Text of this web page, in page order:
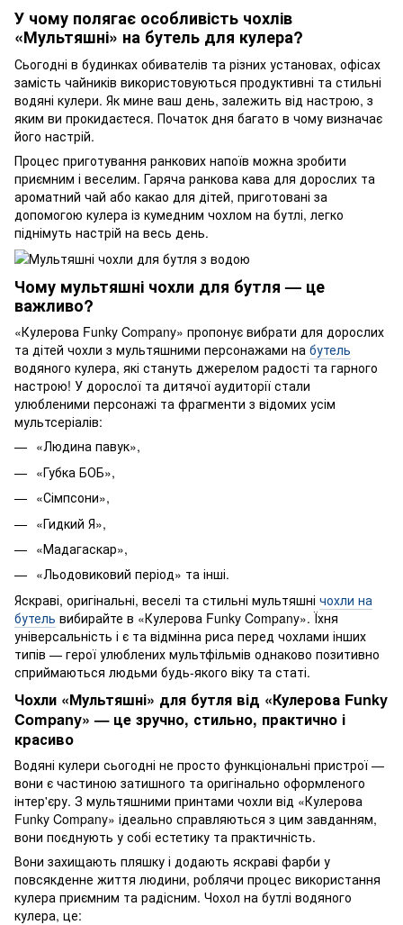
У чому полягає особливість чохлів
«Мультяшні» на бутель для кулера?
Сьогодні в будинках обивателів та різних установах, офісах
замість чайників використовуються продуктивні та стильні
водяні кулери. Як мине ваш день, залежить від настрою, з
яким ви прокидаєтеся. Початок дня багато в чому визначає
його настрій.
Процес приготування ранкових напоїв можна зробити
приємним і веселим. Гаряча ранкова кава для дорослих та
ароматний чай або какао для дітей, приготовані за
допомогою кулера із кумедним чохлом на бутлі, легко
піднімуть настрій на весь день.
Чому мультяшні чохли для бутля — це
важливо?
«Кулерова Funky Company» пропонує вибрати для дорослих
та дітей чохли з мультяшними персонажами на бутель
водяного кулера, які стануть джерелом радості та гарного
настрою! У дорослої та дитячої аудиторії стали
улюбленими персонажі та фрагменти з відомих усім
мультсеріалів:
«Людина павук»,
«Губка БОБ»,
«Сімпсони»,
«Гидкий Я»,
«Мадагаскар»,
«Льодовиковий період» та інші.
Яскраві, оригінальні, веселі та стильні мультяшні чохли на
бутель вибирайте в «Кулерова Funky Company». Їхня
універсальність і є та відмінна риса перед чохлами інших
типів — герої улюблених мультфільмів однаково позитивно
сприймаються людьми будь-якого віку та статі.
Чохли «Мультяшні» для бутля від «Кулерова Funky
Company» — це зручно, стильно, практично і
красиво
Водяні кулери сьогодні не просто функціональні пристрої —
вони є частиною затишного та оригінально оформленого
інтер'єру. З мультяшними принтами чохли від «Кулерова
Funky Company» ідеально справляються з цим завданням,
вони поєднують у собі естетику та практичність.
Вони захищають пляшку і додають яскраві фарби у
повсякденне життя людини, роблячи процес використання
кулера приємним та радісним. Чохол на бутлі водяного
кулера, це: